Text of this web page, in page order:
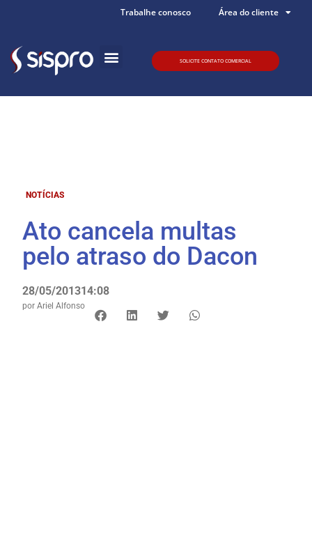
Trabalhe conosco Área do cliente
SOLICITE CONTATO COMERCIAL
NOTÍCIAS
Ato cancela multas
pelo atraso do Dacon
28/05/201314:08
por Ariel Alfonso